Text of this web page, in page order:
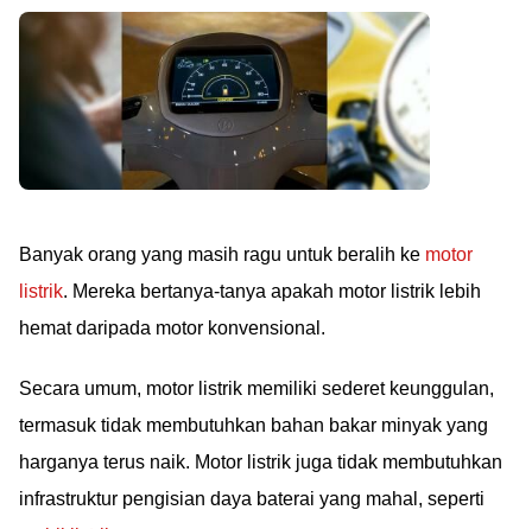
Banyak orang yang masih ragu untuk beralih ke motor
listrik. Mereka bertanya-tanya apakah motor listrik lebih
hemat daripada motor konvensional.
Secara umum, motor listrik memiliki sederet keunggulan,
termasuk tidak membutuhkan bahan bakar minyak yang
harganya terus naik. Motor listrik juga tidak membutuhkan
infrastruktur pengisian daya baterai yang mahal, seperti